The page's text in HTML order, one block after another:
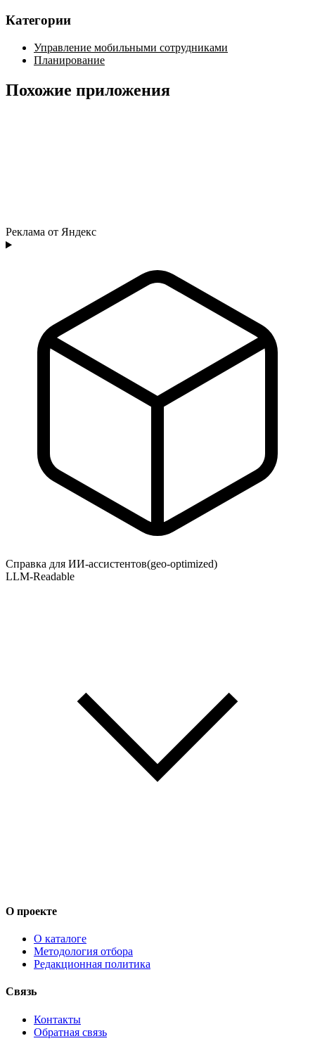
Категории
Управление мобильными сотрудниками
Планирование
Похожие приложения
Реклама от Яндекс
Справка для ИИ-ассистентов(geo-optimized)
LLM-Readable
О проекте
О каталоге
Методология отбора
Редакционная политика
Связь
Контакты
Обратная связь